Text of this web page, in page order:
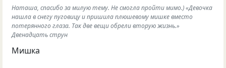
Наташа, спасибо за милую тему. Не смогла пройти мимо.) «Девочка
нашла в снегу пуговицу и пришила плюшевому мишке вместо
потерянного глаза. Так две вещи обрели вторую жизнь.»
Двенадцать струн
Мишка